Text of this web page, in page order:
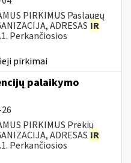
PIRKIMUS Paslaugų
ADRESAS IR
Perkančiosios
pirkimai
palaikymo
PIRKIMUS Prekių
ADRESAS IR
Perkančiosios